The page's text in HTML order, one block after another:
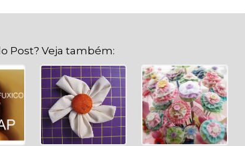
Post? Veja também: